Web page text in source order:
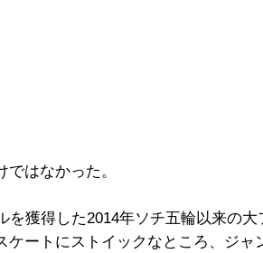
はなかった。
獲得した2014年ソチ五輪以来の大
ートにストイックなところ、ジャ